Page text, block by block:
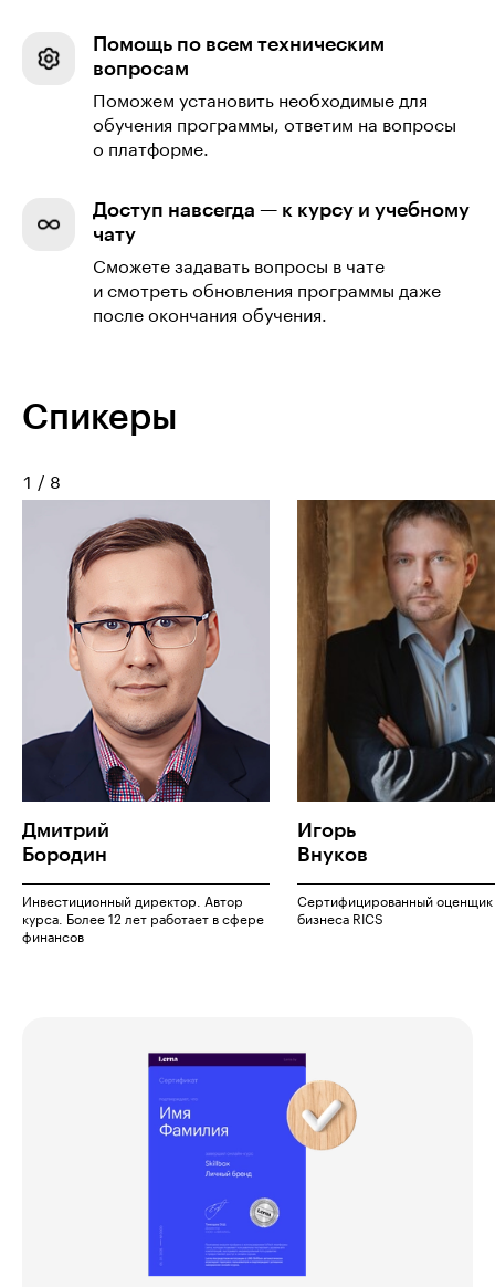
Помощь по всем техническим
вопросам
Поможем установить необходимые для
обучения программы, ответим на вопросы
о платформе.
Доступ навсегда — к курсу и учебному
чату
Сможете задавать вопросы в чате
и смотреть обновления программы даже
после окончания обучения.
Спикеры
1 / 8
Дмитрий
Бородин
Инвестиционный директор. Автор
курса. Более 12 лет работает в сфере
финансов
Игорь
Внуков
Сертифицированный оценщик
бизнеса RICS